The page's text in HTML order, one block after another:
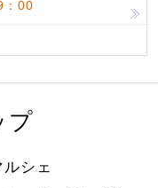
：00
プ
シェ